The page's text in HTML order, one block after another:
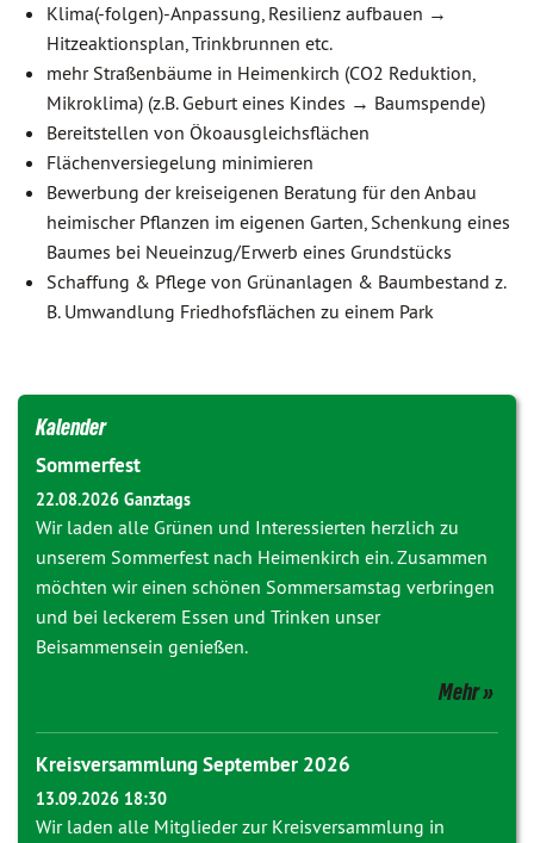
Klima(-folgen)-Anpassung, Resilienz aufbauen →
Hitzeaktionsplan, Trinkbrunnen etc.
mehr Straßenbäume in Heimenkirch (CO2 Reduktion,
Mikroklima) (z.B. Geburt eines Kindes → Baumspende)
Bereitstellen von Ökoausgleichsflächen
Flächenversiegelung minimieren
Bewerbung der kreiseigenen Beratung für den Anbau
heimischer Pflanzen im eigenen Garten, Schenkung eines
Baumes bei Neueinzug/Erwerb eines Grundstücks
Schaffung & Pflege von Grünanlagen & Baumbestand z.
B. Umwandlung Friedhofsflächen zu einem Park
Kalender
Sommerfest
22.08.2026 Ganztags
Wir laden alle Grünen und Interessierten herzlich zu
unserem Sommerfest nach Heimenkirch ein. Zusammen
möchten wir einen schönen Sommersamstag verbringen
und bei leckerem Essen und Trinken unser
Beisammensein genießen.
Mehr
Kreisversammlung September 2026
13.09.2026 18:30
Wir laden alle Mitglieder zur Kreisversammlung in